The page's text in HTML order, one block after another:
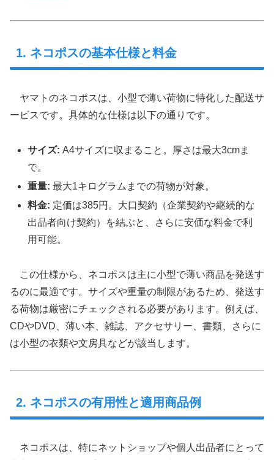
1. ネコポスの基本仕様と料金
ヤマトのネコポスは、小型で薄い荷物に特化した配送サ
ービスです。具体的な仕様は以下の通りです。
サイズ: A4サイズに収まること。厚さは最大3cmま
で。
重量: 最大1キログラムまでの荷物が対象。
料金: 定価は385円。大口契約（企業契約や継続的な
出品者向け契約）を結ぶと、さらに安価な料金で利
用可能。
この仕様から、ネコポスは主に小型で薄い商品を発送す
るのに最適です。サイズや重量の制限があるため、発送す
る荷物は厳密にチェックされる必要があります。例えば、
CDやDVD、薄い本、雑誌、アクセサリー、書類、さらに
は小型の衣類や文房具などが該当します。
2. ネコポスの有用性と適用商品例
ネコポスは、特にネットショップや個人出品者にとって